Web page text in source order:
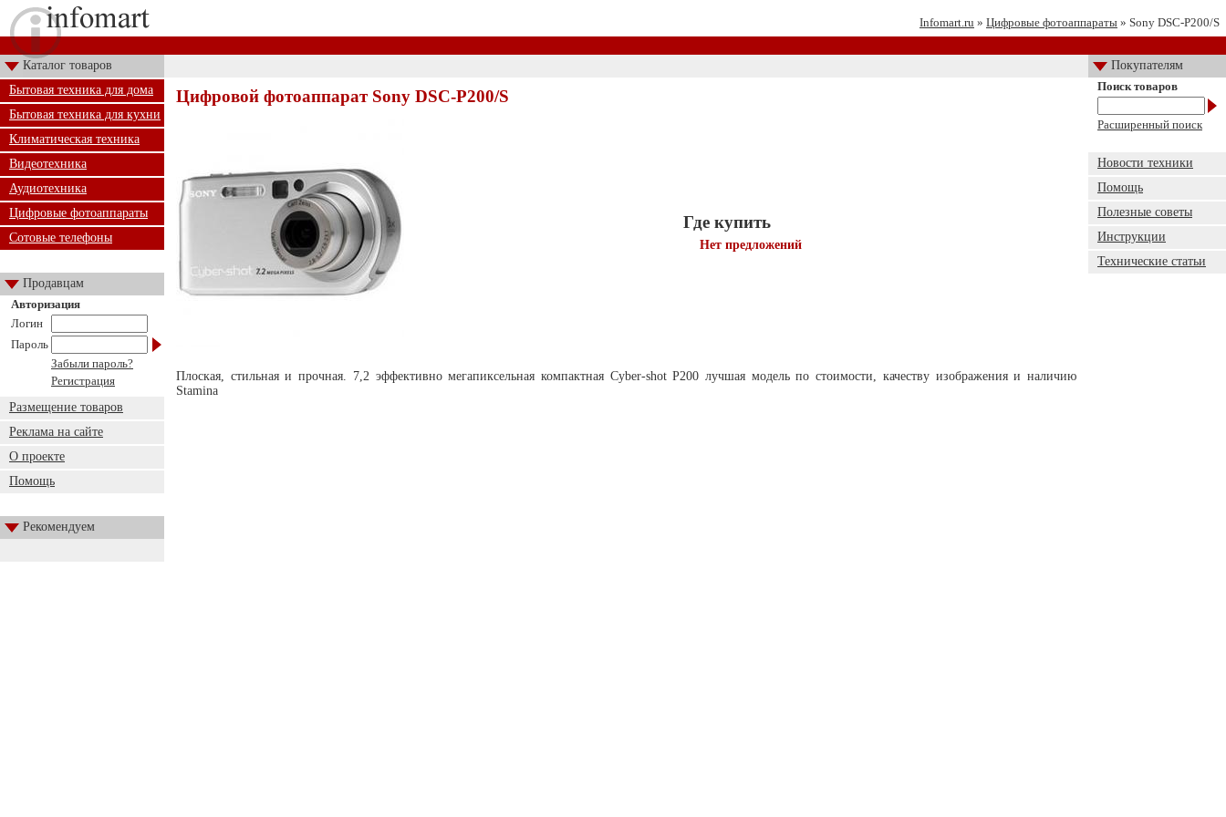
Infomart.ru » Цифровые фотоаппараты » Sony DSC-P200/S
Каталог товаров
Покупателям
Бытовая техника для дома
Бытовая техника для кухни
Климатическая техника
Видеотехника
Аудиотехника
Цифровые фотоаппараты
Сотовые телефоны
Продавцам
Авторизация
Логин
Пароль
Забыли пароль?
Регистрация
Размещение товаров
Реклама на сайте
О проекте
Помощь
Рекомендуем
Цифровой фотоаппарат Sony DSC-P200/S
Где купить
Нет предложений
Плоская, стильная и прочная. 7,2 эффективно мегапиксельная компактная Cyber-shot P200 лучшая модель по стоимости, качеству изображения и наличию
Stamina
Поиск товаров
Расширенный поиск
Новости техники
Помощь
Полезные советы
Инструкции
Технические статьи